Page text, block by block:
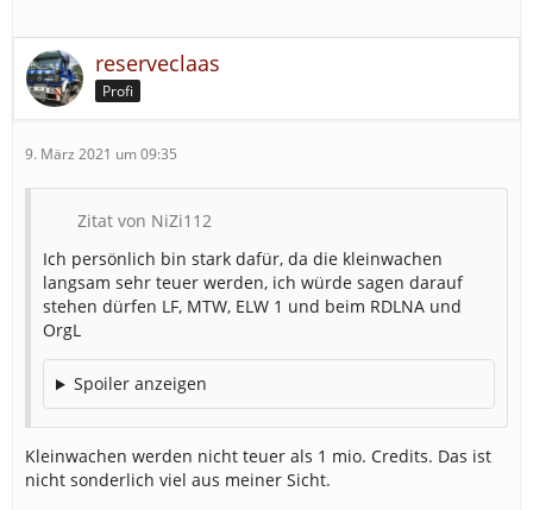
reserveclaas
Profi
9. März 2021 um 09:35
Zitat von NiZi112
Ich persönlich bin stark dafür, da die kleinwachen
langsam sehr teuer werden, ich würde sagen darauf
stehen dürfen LF, MTW, ELW 1 und beim RDLNA und
OrgL
Spoiler anzeigen
Kleinwachen werden nicht teuer als 1 mio. Credits. Das ist
nicht sonderlich viel aus meiner Sicht.